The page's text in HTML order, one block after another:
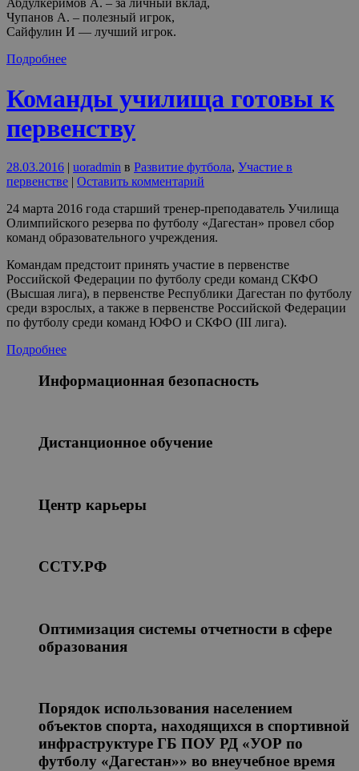
Абдулкеримов А. – за личный вклад,
Чупанов А. – полезный игрок,
Сайфулин И — лучший игрок.
Подробнее
Команды училища готовы к
первенству
28.03.2016 | uoradmin в Развитие футбола, Участие в
первенстве | Оставить комментарий
24 марта 2016 года старший тренер-преподаватель Училища
Олимпийского резерва по футболу «Дагестан» провел сбор
команд образовательного учреждения.
Командам предстоит принять участие в первенстве
Российской Федерации по футболу среди команд СКФО
(Высшая лига), в первенстве Республики Дагестан по футболу
среди взрослых, а также в первенстве Российской Федерации
по футболу среди команд ЮФО и СКФО (III лига).
Подробнее
Информационная безопасность
Дистанционное обучение
Центр карьеры
ССТУ.РФ
Оптимизация системы отчетности в сфере
образования
Порядок использования населением
объектов спорта, находящихся в спортивной
инфраструктуре ГБ ПОУ РД «УОР по
футболу «Дагестан»» во внеучебное время